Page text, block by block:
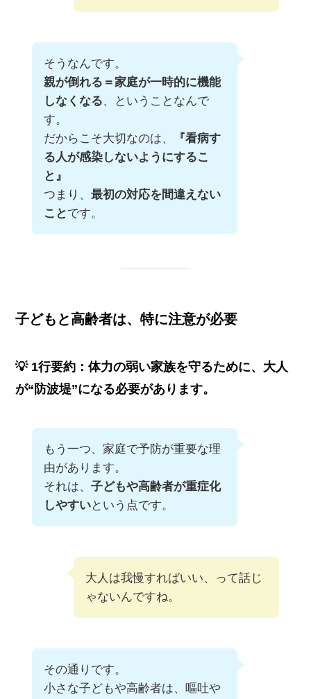
そうなんです。
親が倒れる＝家庭が一時的に機能
しなくなる、ということなんで
す。
だからこそ大切なのは、
『看病す
る人が感染しないようにするこ
と』
つまり、最初の対応を間違えない
こと です。
子どもと高齢者は、特に注意が必要
💡 1行要約：体力の弱い家族を守るために、大人
が“防波堤”になる必要があります。
もう一つ、家庭で予防が重要な理
由があります。
それは、子どもや高齢者が重症化
しやすいという点です。
大人は我慢すればいい、って話じ
ゃないんですね。
その通りです。
小さな子どもや高齢者は、嘔吐や